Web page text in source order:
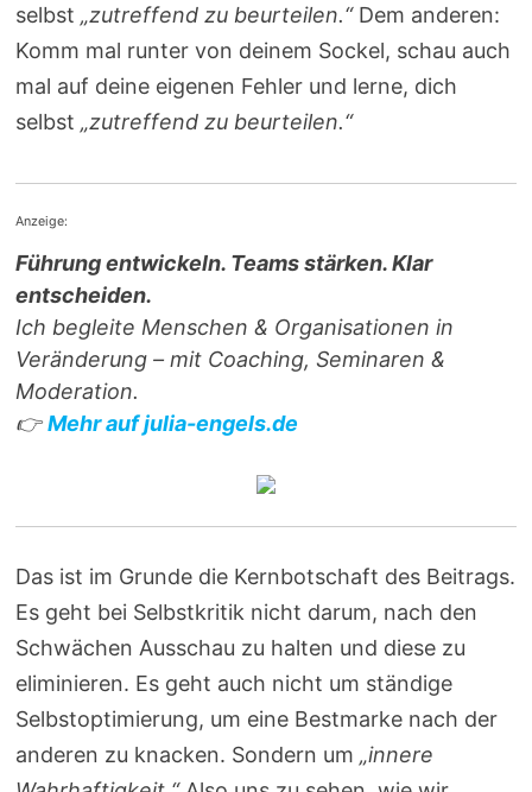
selbst„zutreffend zu beurteilen.“Dem anderen:
Komm mal runter von deinem Sockel, schau auch
mal auf deine eigenen Fehler und lerne, dich
selbst„zutreffend zu beurteilen.“
Anzeige:
Führung entwickeln. Teams stärken. Klar
entscheiden.
Ich begleite Menschen & Organisationen in
Veränderung – mit Coaching, Seminaren &
Moderation.
👉Mehr auf julia-engels.de
Das ist im Grunde die Kernbotschaft des Beitrags.
Es geht bei Selbstkritik nicht darum, nach den
Schwächen Ausschau zu halten und diese zu
eliminieren. Es geht auch nicht um ständige
Selbstoptimierung, um eine Bestmarke nach der
anderen zu knacken. Sondern um„innere